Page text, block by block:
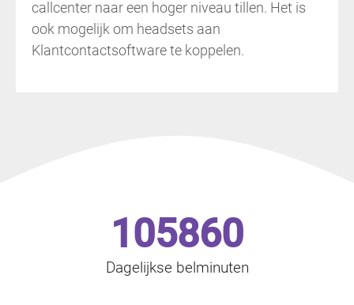
callcenter naar een hoger niveau tillen. Het is
ook mogelijk om headsets aan
Klantcontactsoftware te koppelen.
105860
Dagelijkse belminuten